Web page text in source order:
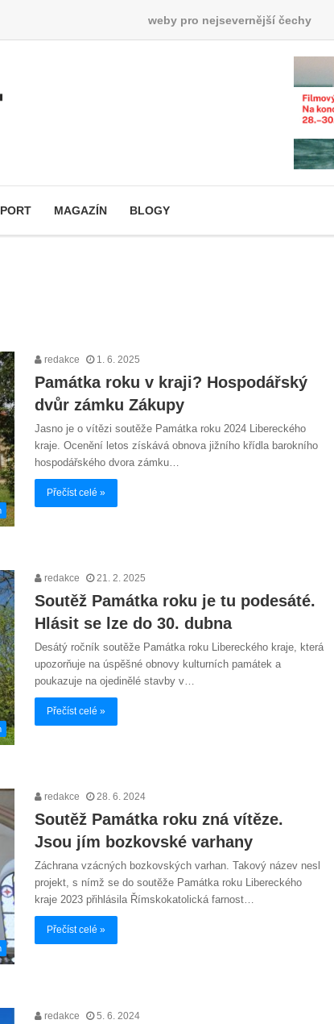
weby pro nejsevernější čechy
MAGAZÍN BLOGY
redakce 1. 6. 2025
Památka roku v kraji? Hospodářský
dvůr zámku Zákupy
Jasno je o vítězi soutěže Památka roku 2024 Libereckého
kraje. Ocenění letos získává obnova jižního křídla barokního
hospodářského dvora zámku…
Přečíst celé »
redakce 21. 2. 2025
Soutěž Památka roku je tu podesáté.
Hlásit se lze do 30. dubna
Desátý ročník soutěže Památka roku Libereckého kraje, která
upozorňuje na úspěšné obnovy kulturních památek a
poukazuje na ojedinělé stavby v…
Přečíst celé »
redakce 28. 6. 2024
Soutěž Památka roku zná vítěze.
Jsou jím bozkovské varhany
Záchrana vzácných bozkovských varhan. Takový název nesl
projekt, s nímž se do soutěže Památka roku Libereckého
kraje 2023 přihlásila Římskokatolická farnost…
Přečíst celé »
redakce 5. 6. 2024